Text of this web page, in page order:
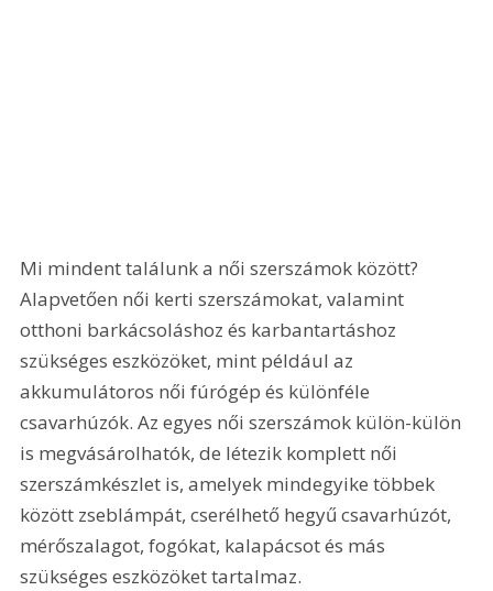
Mi mindent találunk a női szerszámok között?
Alapvetően női kerti szerszámokat, valamint
otthoni barkácsoláshoz és karbantartáshoz
szükséges eszközöket, mint például az
akkumulátoros női fúrógép és különféle
csavarhúzók. Az egyes női szerszámok külön-külön
is megvásárolhatók, de létezik komplett női
szerszámkészlet is, amelyek mindegyike többek
között zseblámpát, cserélhető hegyű csavarhúzót,
mérőszalagot, fogókat, kalapácsot és más
szükséges eszközöket tartalmaz.